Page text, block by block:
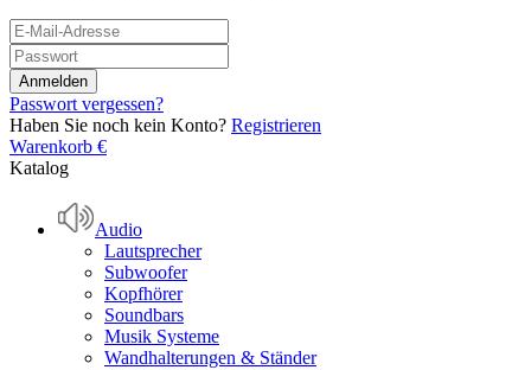
Passwort vergessen?
Haben Sie noch kein Konto? Registrieren
Warenkorb €
Katalog
Audio
Lautsprecher
Subwoofer
Kopfhörer
Soundbars
Musik Systeme
Wandhalterungen & Ständer